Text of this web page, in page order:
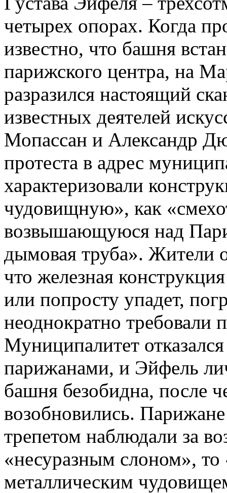
четырех опорах. Когда
известно, что башня
парижского центра, на
разразился настоящий
известных деятелей
Мопассан и Александр
протеста в адрес
характеризовали
чудовищную», как
возвышающуюся над
дымовая труба». Жители
что железная
или попросту упадет,
неоднократно требовали
Муниципалитет
парижанами, и Эйфель
башня безобидна, после
возобновились.
трепетом наблюдали за
«несуразным слоном»,
металлическим